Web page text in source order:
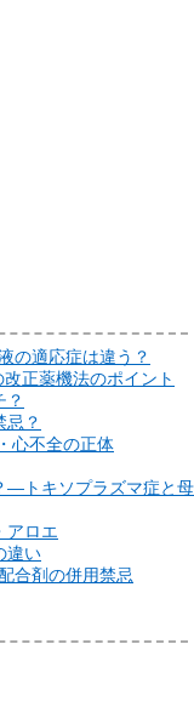
の適応症は違う？
正薬機法のポイント
？
忌？
心不全の正体
―トキソプラズマ症と母
アロエ
違い
合剤の併用禁忌